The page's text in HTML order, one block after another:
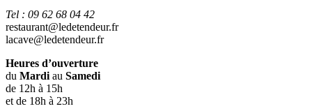
Tel : 09 62 68 04 42
restaurant@ledetendeur.fr
lacave@ledetendeur.fr
Heures d’ouverture
du Mardi au Samedi
de 12h à 15h
et de 18h à 23h